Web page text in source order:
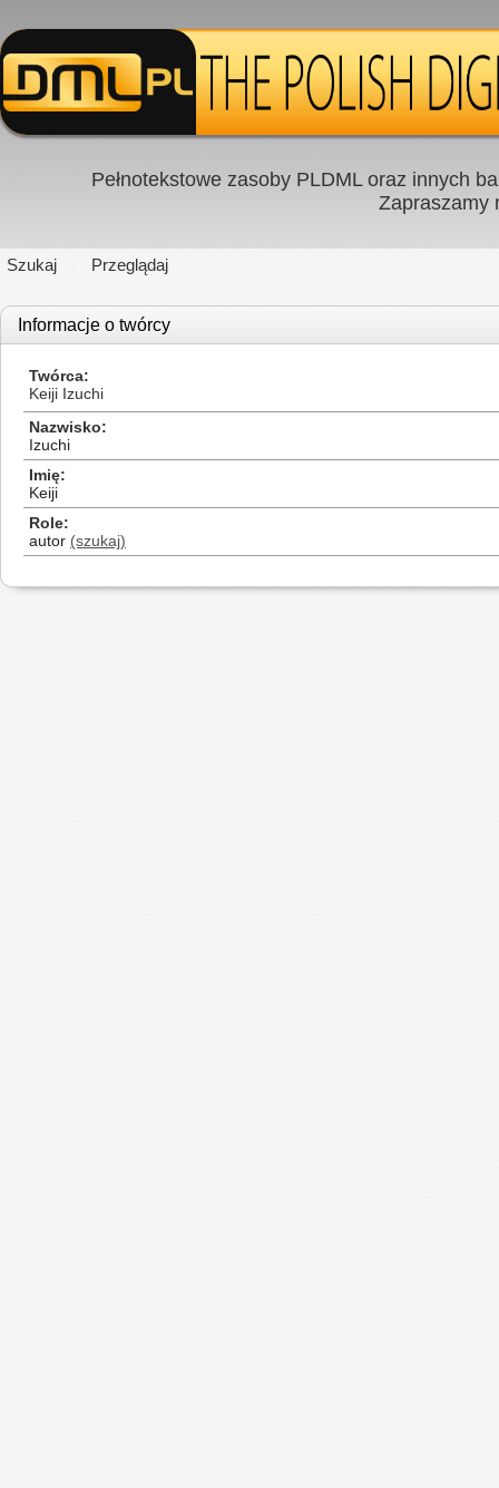
Pełnotekstowe zasoby PLDML oraz innych
Zapraszamy
Szukaj Przeglądaj
Informacje o twórcy
Twórca
Keiji Izuchi
Nazwisko
Izuchi
Imię
Keiji
Role
autor (szukaj)